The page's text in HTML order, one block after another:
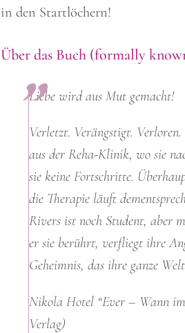
in den Startlöchern!
Über das Buch (formally
Liebe wird aus Mut gemacht!
Verletzt. Verängstigt.
aus der Reha-Klinik, wo sie
sie keine Fortschritte.
die Therapie läuft
Rivers ist noch Student, aber
er sie berührt, verfliegt ihre
Geheimnis, das ihre ganze
Nikola Hotel “Ever – Wann
Verlag)